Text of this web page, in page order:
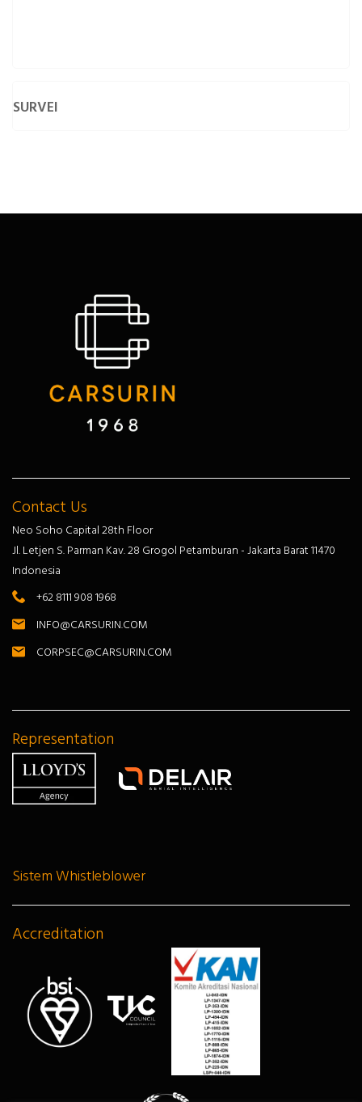
SURVEI
Contact Us
Neo Soho Capital 28th Floor
Jl. Letjen S. Parman Kav. 28 Grogol Petamburan - Jakarta Barat 11470
Indonesia
+62 8111 908 1968
INFO@CARSURIN.COM
CORPSEC@CARSURIN.COM
Representation
Sistem Whistleblower
Accreditation